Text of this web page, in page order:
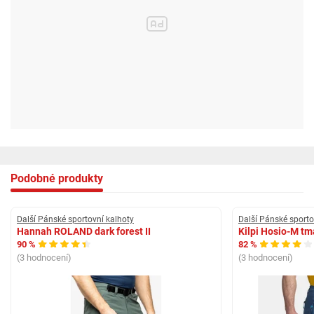
Podobné produkty
Další Pánské sportovní kalhoty
Hannah ROLAND dark forest II
90 %
(3 hodnocení)
Další Pánské
Kilpi Hosio-M
82 %
(3 hodnocení)